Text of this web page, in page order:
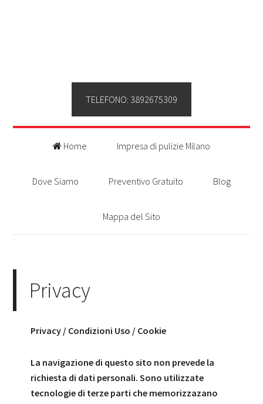
TELEFONO: 3892675309
Home Impresa di pulizie Milano
Dove Siamo Preventivo Gratuito Blog
Mappa del Sito
Privacy
Privacy / Condizioni Uso / Cookie
La navigazione di questo sito non prevede la
richiesta di dati personali. Sono utilizzate
tecnologie di terze parti che memorizzazano